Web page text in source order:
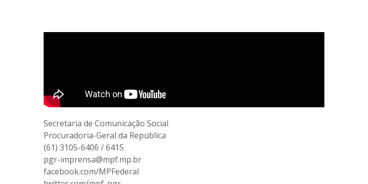
Secretaria de Comunicação Social
Procuradoria-Geral da República
(61) 3105-6406 / 6415
pgr-imprensa@mpf.mp.br
facebook.com/MPFederal